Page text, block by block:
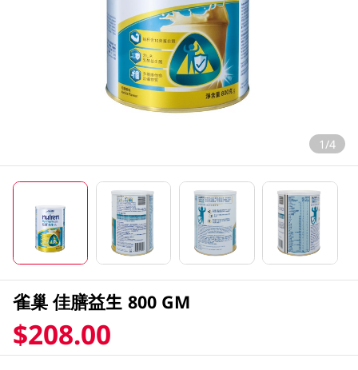
1/4
雀巢 佳膳益生 800 GM
$208.00